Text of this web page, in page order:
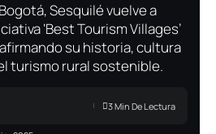
Sesquilé vuelve a
‘Best Tourism Villages’
su historia, cultura
turismo rural sostenible.
3 Min De Lectura